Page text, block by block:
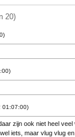
20)
01:07:00)
zijn ook niet heel veel
iets, maar vlug vlug en